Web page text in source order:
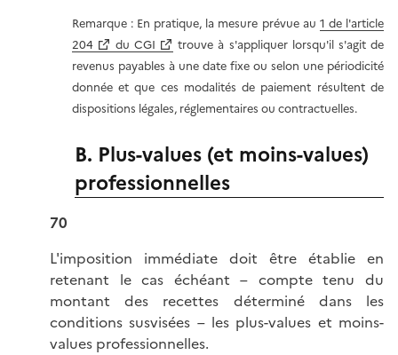
Remarque : En pratique, la mesure prévue au 1 de l'article
204
du CGI
trouve à s'appliquer lorsqu'il s'agit de
revenus payables à une date fixe ou selon une périodicité
donnée et que ces modalités de paiement résultent de
dispositions légales, réglementaires ou contractuelles.
B. Plus-values (et moins-values)
professionnelles
70
L'imposition immédiate doit être établie en
retenant le cas échéant – compte tenu du
montant des recettes déterminé dans les
conditions susvisées – les plus-values et moins-
values professionnelles.